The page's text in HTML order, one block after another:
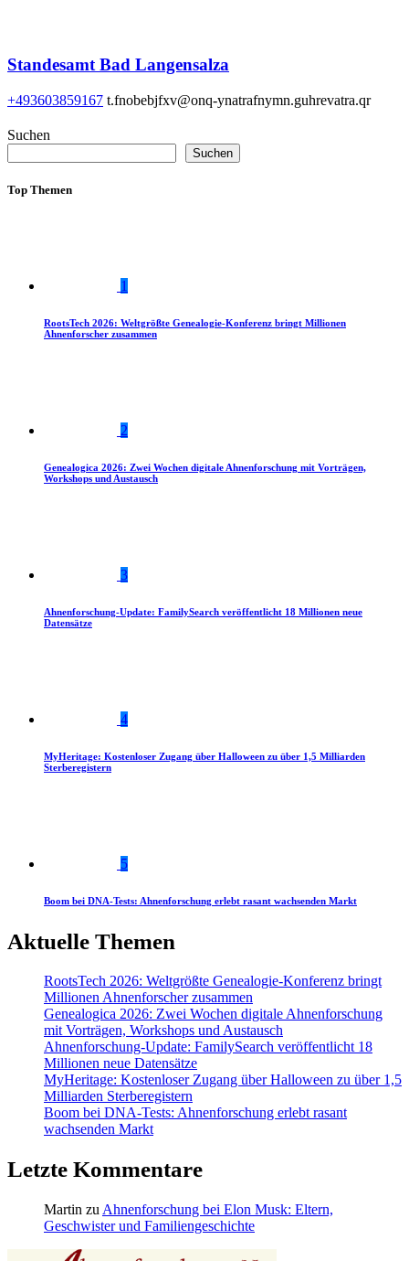
Standesamt Bad Langensalza
+493603859167 t.fnobebjfxv@onq-ynatrafnymn.guhrevatra.qr
Suchen
Suchen
Top Themen
1
RootsTech 2026: Weltgrößte Genealogie-Konferenz bringt Millionen
Ahnenforscher zusammen
2
Genealogica 2026: Zwei Wochen digitale Ahnenforschung mit Vorträgen,
Workshops und Austausch
3
Ahnenforschung-Update: FamilySearch veröffentlicht 18 Millionen neue
Datensätze
4
MyHeritage: Kostenloser Zugang über Halloween zu über 1,5 Milliarden
Sterberegistern
5
Boom bei DNA-Tests: Ahnenforschung erlebt rasant wachsenden Markt
Aktuelle Themen
RootsTech 2026: Weltgrößte Genealogie-Konferenz bringt
Millionen Ahnenforscher zusammen
Genealogica 2026: Zwei Wochen digitale Ahnenforschung
mit Vorträgen, Workshops und Austausch
Ahnenforschung-Update: FamilySearch veröffentlicht 18
Millionen neue Datensätze
MyHeritage: Kostenloser Zugang über Halloween zu über 1,5
Milliarden Sterberegistern
Boom bei DNA-Tests: Ahnenforschung erlebt rasant
wachsenden Markt
Letzte Kommentare
Martin zu Ahnenforschung bei Elon Musk: Eltern,
Geschwister und Familiengeschichte